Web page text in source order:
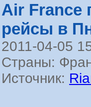
Air France
рейсы в
2011-04-05
Страны:
Источник: